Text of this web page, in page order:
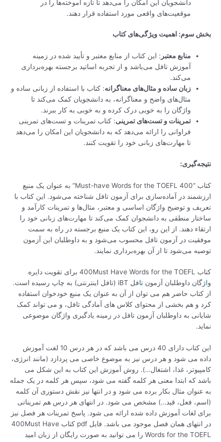
دانشجویان این امکان را می‌دهد تا تازه آموخته‌ها را در
موقعیت‌های واقعی مورد استفاده قرار دهند.
بخش سوم: اهمیت ویژگی‌های کتاب
منابع معتبر : این کتاب از منابع معتبر و تأیید شده در زمینه
آموزش تافل می‌باشد و از تجربه اساتید برجسته بهره‌برداری
می‌کند.
زبان ساده و مثال‌های معناگرانه: کتاب با استفاده از زبانی ساده و
مثال‌های واضح و معناگرانه، به دانشجویان کمک می‌کند تا
واژگان را به خوبی درک کرده و به خوبی به کار ببرند.
تمرینات و تست‌های تمرینی: کتاب تمرینات و تست‌های تمرینی
فراوانی را ارائه می‌دهد که به دانشجویان این امکان را می‌دهد
تا مهارت‌های زبانی خود را تقویت کنند.
نتیجه‌گیری:
کتاب “400 Must-have Words for the TOEFL” به عنوان یک منبع
ارزشمند در آماده‌سازی برای آزمون تافل شناخته می‌شود. این کتاب با
تعریف و توضیح واژگان اساسی و معتبر، مثال‌ها و تمرینات کارآمد و
ساختار منطقی به دانشجوان کمک می‌کند تا مهارت‌های زبانی خود را
ارتقاء دهند. از این رو، این کتاب یک منبع برجسته در راه به سمت
موفقیت در آزمون تافل محسوب می‌شود و به داوطلبان این آزمون
توصیه می‌شود تا از آن بهره‌برداری نمایند.
کتاب 400Must Have Words for the TOEFL برای تقویت دایره
واژگان داوطلبان آزمون تا
فل iBT (تافل اینترنتی) به چاپ رسیده است.
از کتاب حاضر هم می توان از آن به عنوان یک منبع خودخوان استفاده
کرد و هم بخشی از محتوای کلاس های آمادگی تافل، و می تواند کمک
شایانی به داوطلبان آزمون تافل در زمینه یادگیری واژگان موضوعی
نماید.
این کتاب دارای 40 درس می باشد که در هر درس 10 لغت آموزش
داده می شود و هر درس نیز به موضوع خاصی می پردازد (مانند انرژی،
کامپیوتر، غذا، اشتغال…). روش آموزش این کتاب به این شکل می
باشد که ابتدا معنی هر کلمه گفته می شود، سپس هر کلمه در یک جمله
به عنوان مثال بکار برده می شود و در انتها نیز نقش دستوری آن کلمه
(اسم، فعل، قید…) مشخص می شود. در انتهای هر درس هم تمریناتی
برای لغات آموزش داده شده ارائه می شود. پاسخ تمرینات هر فصل نیز
در انتهای همان فصل موجود می باشد. فایل pdf کتاب 400Must Have
Words for the TOEFL را می توانید به صورت رایگان از زبان امید